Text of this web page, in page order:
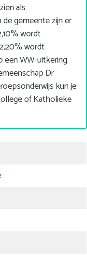
als
gemeente zijn er
wordt
wordt
WW-uitkering.
Dr
kun je
of Katholieke